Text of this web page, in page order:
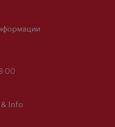
Info